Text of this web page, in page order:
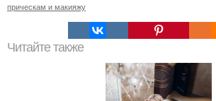
прическам и макияжу
Читайте также